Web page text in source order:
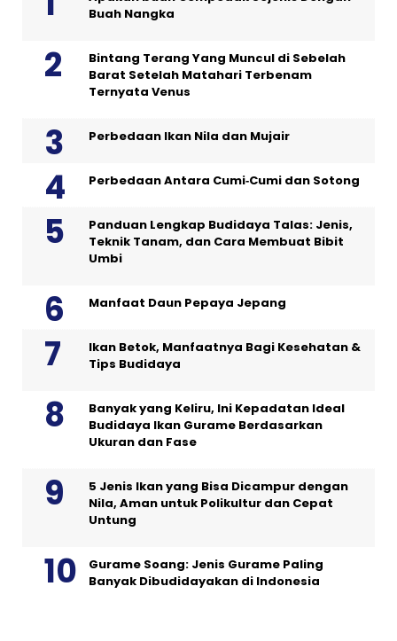
Buah Nangka
Bintang Terang Yang Muncul di Sebelah
Barat Setelah Matahari Terbenam
Ternyata Venus
Perbedaan Ikan Nila dan Mujair
Perbedaan Antara Cumi‑Cumi dan Sotong
Panduan Lengkap Budidaya Talas: Jenis,
Teknik Tanam, dan Cara Membuat Bibit
Umbi
Manfaat Daun Pepaya Jepang
Ikan Betok, Manfaatnya Bagi Kesehatan &
Tips Budidaya
Banyak yang Keliru, Ini Kepadatan Ideal
Budidaya Ikan Gurame Berdasarkan
Ukuran dan Fase
5 Jenis Ikan yang Bisa Dicampur dengan
Nila, Aman untuk Polikultur dan Cepat
Untung
Gurame Soang: Jenis Gurame Paling
Banyak Dibudidayakan di Indonesia